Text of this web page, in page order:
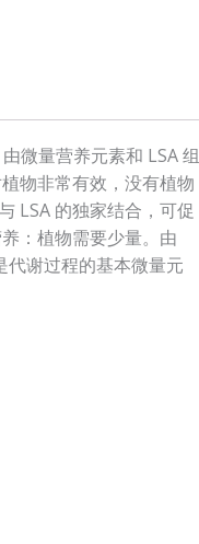
微量营养元素和 LSA 组
物非常有效，没有植物
LSA 的独家结合，可促
：植物需要少量。由
谢过程的基本微量元